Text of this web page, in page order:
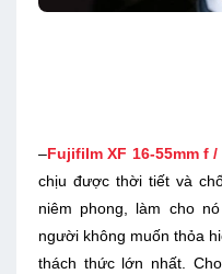
–Fujifilm XF 16-55mm f /
chịu được thời tiết và
niêm phong, làm cho
người không muốn thỏa
thách thức lớn nhất.